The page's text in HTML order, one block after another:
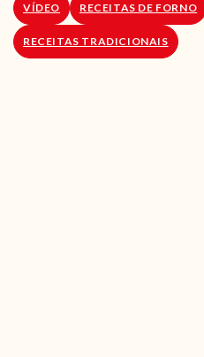
VÍDEO RECEITAS DE FORNO
RECEITAS TRADICIONAIS